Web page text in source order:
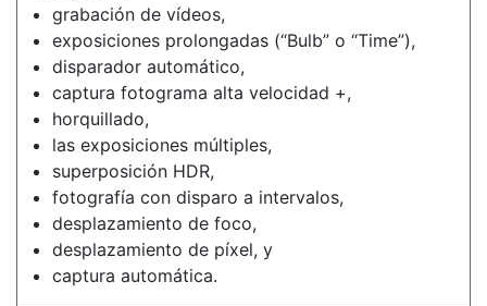
grabación de vídeos,
exposiciones prolongadas (“Bulb” o “Time”),
disparador automático,
captura fotograma alta velocidad +,
horquillado,
las exposiciones múltiples,
superposición HDR,
fotografía con disparo a intervalos,
desplazamiento de foco,
desplazamiento de píxel, y
captura automática.